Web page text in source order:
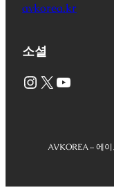
avkorea.kr
소셜
Instagram X YouTube
AVKOREA – 에